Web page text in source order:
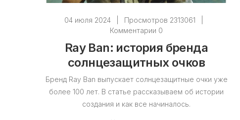
04 июля 2024 Просмотров 2313061
Комментарии 0
Ray Ban: история бренда
солнцезащитных очков
Бренд Ray Ban выпускает солнцезащитные очки уже
более 100 лет. В статье рассказываем об истории
создания и как все начиналось.